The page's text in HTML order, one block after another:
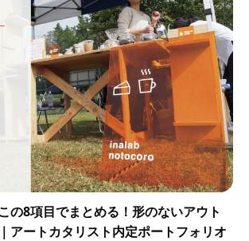
の8項目でまとめる！形のないアウト
アートカタリスト内定ポートフォリオ